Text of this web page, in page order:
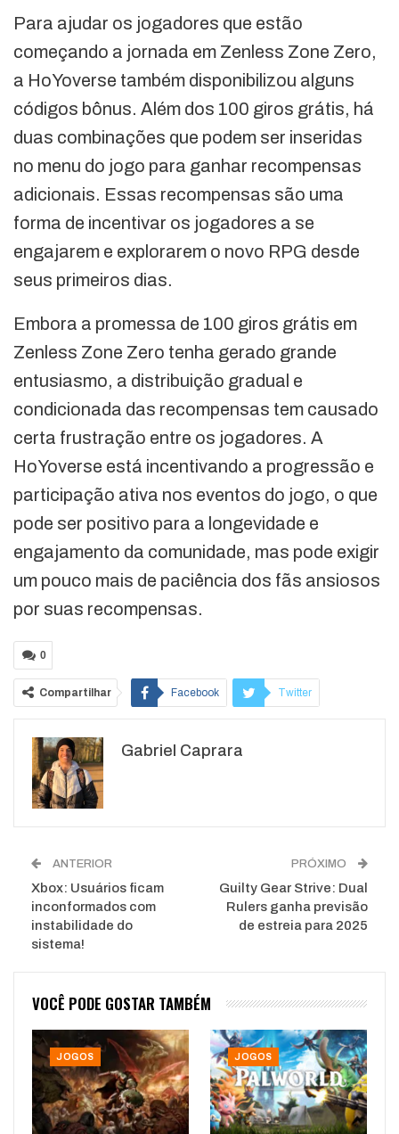
Para ajudar os jogadores que estão
começando a jornada em Zenless Zone Zero,
a HoYoverse também disponibilizou alguns
códigos bônus. Além dos 100 giros grátis, há
duas combinações que podem ser inseridas
no menu do jogo para ganhar recompensas
adicionais. Essas recompensas são uma
forma de incentivar os jogadores a se
engajarem e explorarem o novo RPG desde
seus primeiros dias.
Embora a promessa de 100 giros grátis em
Zenless Zone Zero tenha gerado grande
entusiasmo, a distribuição gradual e
condicionada das recompensas tem causado
certa frustração entre os jogadores. A
HoYoverse está incentivando a progressão e
participação ativa nos eventos do jogo, o que
pode ser positivo para a longevidade e
engajamento da comunidade, mas pode exigir
um pouco mais de paciência dos fãs ansiosos
por suas recompensas.
0
Compartilhar Facebook Twitter
WhatsApp
Gabriel Caprara
ANTERIOR
Xbox: Usuários ficam
inconformados com
instabilidade do
sistema!
PRÓXIMO
Guilty Gear Strive: Dual
Rulers ganha previsão
de estreia para 2025
VOCÊ PODE GOSTAR TAMBÉM
JOGOS JOGOS